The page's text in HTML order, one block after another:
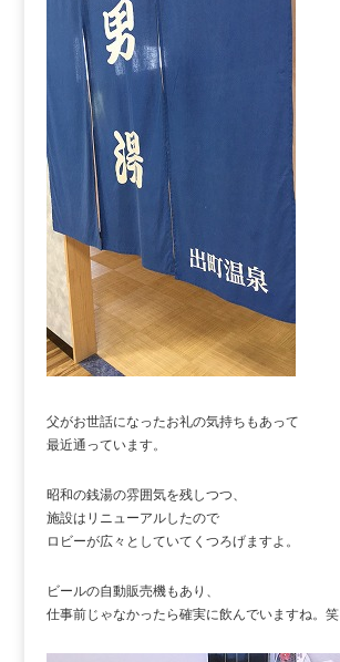
父がお世話になったお礼の気持ちもあって
最近通っています。
昭和の銭湯の雰囲気を残しつつ、
施設はリニューアルしたので
ロビーが広々としていてくつろげますよ。
ビールの自動販売機もあり、
仕事前じゃなかったら確実に飲んでいますね。笑